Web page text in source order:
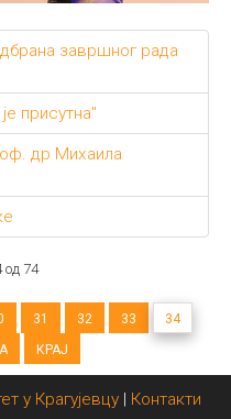
завршног рада
присутна"
др Михаила
74
31 32 33
34
КРАЈ
у Крагујевцу| Контакти